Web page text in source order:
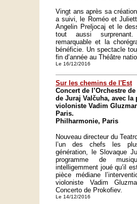
Vingt ans après sa
a suivi, le Roméo et
Angelin Preljocaj et le
tout aussi
remarquable et la
bénéficie. Un spectacle
fin d’année au Théâtre
Le 16/12/2016
Sur les chemins de l'Est
Concert de l’Orchestre
de Juraj Valčuha, avec
violoniste Vadim
Paris.
Philharmonie, Paris
Nouveau directeur du
l’un des chefs les
génération, le Slovaque
programme de
intelligemment joué qu’il
pièce médiane
violoniste Vadim
Concerto de Prokofiev.
Le 14/12/2016